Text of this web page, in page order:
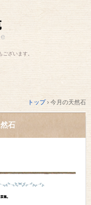
ざいます。
トップ › 今月の天然石
石